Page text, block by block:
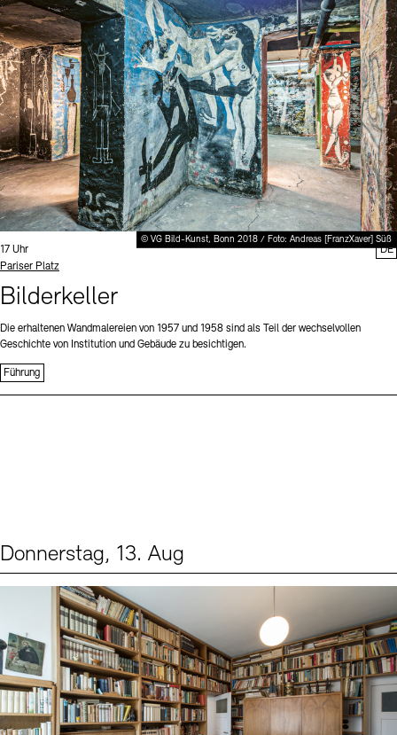
Stellenangebote Newsletter Presse
Nachhaltigkeit Kontakt
Digitale Sammlungen Exil-Archive
© VG Bild-Kunst, Bonn 2018 / Foto: Andreas [FranzXaver] Süß
Uhrzeit:
17 Uhr
Standort
Pariser Platz
Bilderkeller
Die erhaltenen Wandmalereien von 1957 und 1958 sind als Teil der wechselvollen
Geschichte von Institution und Gebäude zu besichtigen.
Führung
DE
Donnerstag, 13. Aug